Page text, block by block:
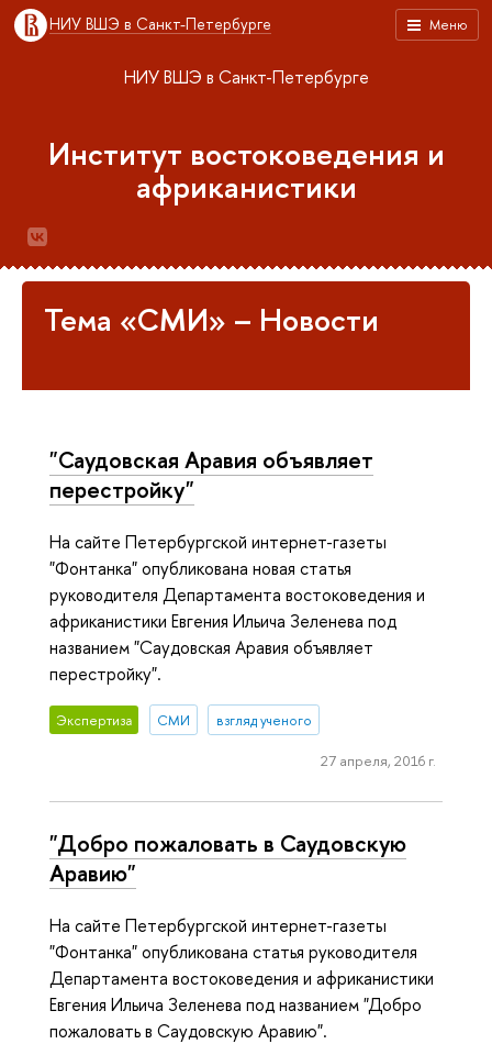
Меню
НИУ ВШЭ в Санкт-Петербурге
НИУ ВШЭ в Санкт-Петербурге
Институт востоковедения и
африканистики
Тема «СМИ» – Новости
"Саудовская Аравия объявляет
перестройку"
На сайте Петербургской интернет-газеты
"Фонтанка" опубликована новая статья
руководителя Департамента востоковедения и
африканистики Евгения Ильича Зеленева под
названием "Саудовская Аравия объявляет
перестройку".
Экспертиза СМИ взгляд ученого
27 апреля, 2016 г.
"Добро пожаловать в Саудовскую
Аравию"
На сайте Петербургской интернет-газеты
"Фонтанка" опубликована статья руководителя
Департамента востоковедения и африканистики
Евгения Ильича Зеленева под названием "Добро
пожаловать в Саудовскую Аравию".